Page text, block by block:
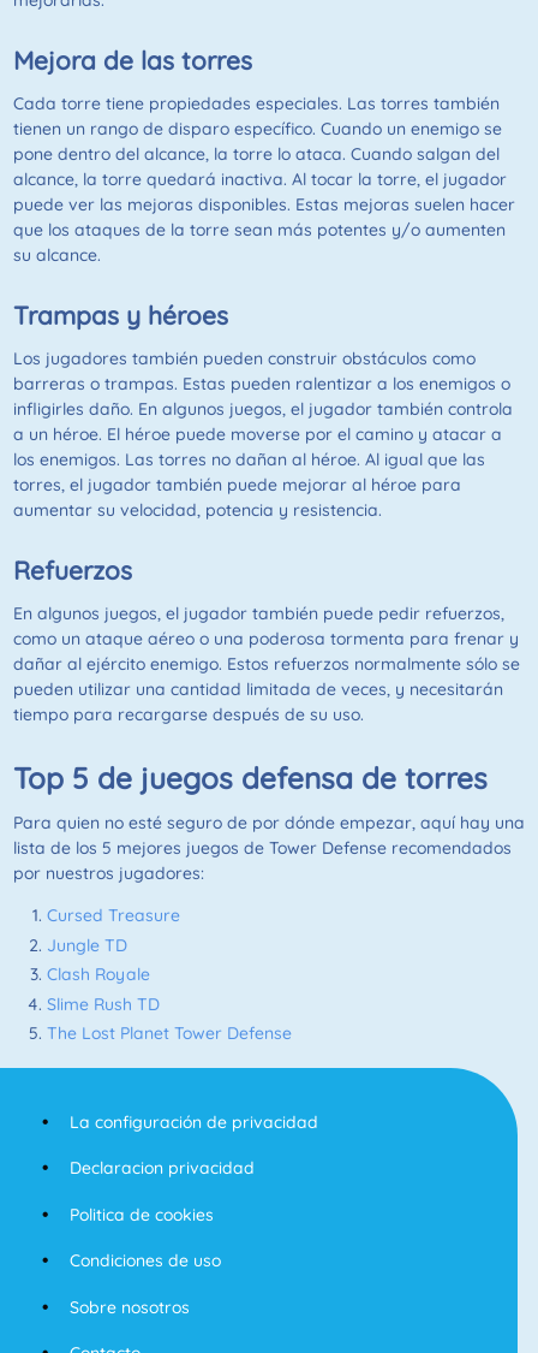
Mejora de las torres
Cada torre tiene propiedades especiales. Las torres también
tienen un rango de disparo específico. Cuando un enemigo se
pone dentro del alcance, la torre lo ataca. Cuando salgan del
alcance, la torre quedará inactiva. Al tocar la torre, el jugador
puede ver las mejoras disponibles. Estas mejoras suelen hacer
que los ataques de la torre sean más potentes y/o aumenten
su alcance.
Trampas y héroes
Los jugadores también pueden construir obstáculos como
barreras o trampas. Estas pueden ralentizar a los enemigos o
infligirles daño. En algunos juegos, el jugador también controla
a un héroe. El héroe puede moverse por el camino y atacar a
los enemigos. Las torres no dañan al héroe. Al igual que las
torres, el jugador también puede mejorar al héroe para
aumentar su velocidad, potencia y resistencia.
Refuerzos
En algunos juegos, el jugador también puede pedir refuerzos,
como un ataque aéreo o una poderosa tormenta para frenar y
dañar al ejército enemigo. Estos refuerzos normalmente sólo se
pueden utilizar una cantidad limitada de veces, y necesitarán
tiempo para recargarse después de su uso.
Top 5 de juegos defensa de torres
Para quien no esté seguro de por dónde empezar, aquí hay una
lista de los 5 mejores juegos de Tower Defense recomendados
por nuestros jugadores:
Cursed Treasure
Jungle TD
Clash Royale
Slime Rush TD
The Lost Planet Tower Defense
La configuración de privacidad
Declaracion privacidad
Politica de cookies
Condiciones de uso
Sobre nosotros